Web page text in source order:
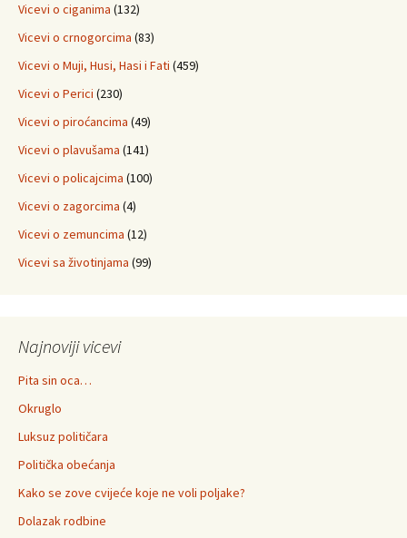
Vicevi o ciganima (132)
Vicevi o crnogorcima (83)
Vicevi o Muji, Husi, Hasi i Fati (459)
Vicevi o Perici (230)
Vicevi o piroćancima (49)
Vicevi o plavušama (141)
Vicevi o policajcima (100)
Vicevi o zagorcima (4)
Vicevi o zemuncima (12)
Vicevi sa životinjama (99)
Najnoviji vicevi
Pita sin oca…
Okruglo
Luksuz političara
Politička obećanja
Kako se zove cvijeće koje ne voli poljake?
Dolazak rodbine